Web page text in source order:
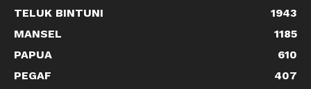
TELUK BINTUNI
1943
MANSEL
1185
PAPUA
610
PEGAF
407